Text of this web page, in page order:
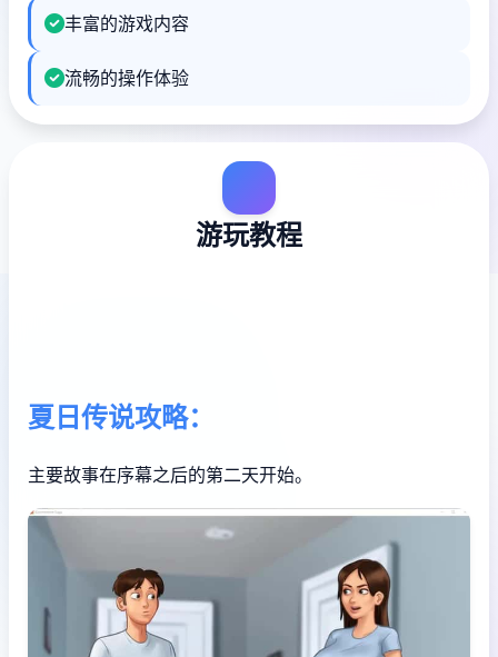
丰富的游戏内容
流畅的操作体验
游玩教程
夏日传说攻略：
主要故事在序幕之后的第二天开始。